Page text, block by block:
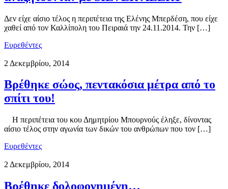
Δεν είχε αίσιο τέλος η περιπέτεια της Ελένης Μπερδέση, που είχε
χαθεί από τον Καλλίπολη του Πειραιά την 24.11.2014. Την […]
Ευρεθέντες
2 Δεκεμβρίου, 2014
Βρέθηκε σώος, πεντακόσια μέτρα από το
σπίτι του!
Η περιπέτεια του κου Δημητρίου Μπουρνούς έληξε, δίνοντας
αίσιο τέλος στην αγωνία των δικών του ανθρώπων που τον […]
Ευρεθέντες
2 Δεκεμβρίου, 2014
Βρέθηκε δολοφονημένη…